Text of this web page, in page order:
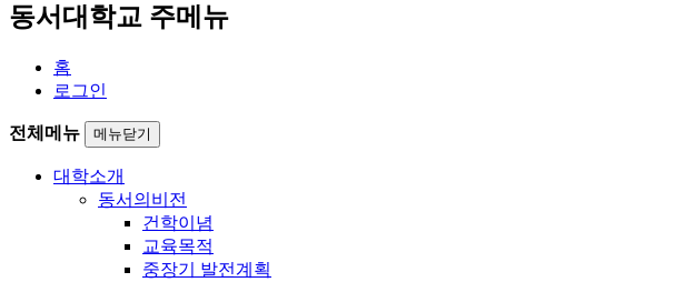
동서대학교 주메뉴
홈
로그인
전체메뉴 메뉴닫기
대학소개
동서의비전
건학이념
교육목적
중장기 발전계획